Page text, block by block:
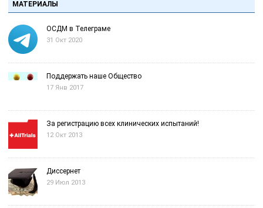
МАТЕРИАЛЫ
ОСДМ в Телеграме
31 Окт 2020
Поддержать наше Общество
17 Янв 2017
За регистрацию всех клинических испытаний!
12 Окт 2013
Диссернет
29 Июл 2013